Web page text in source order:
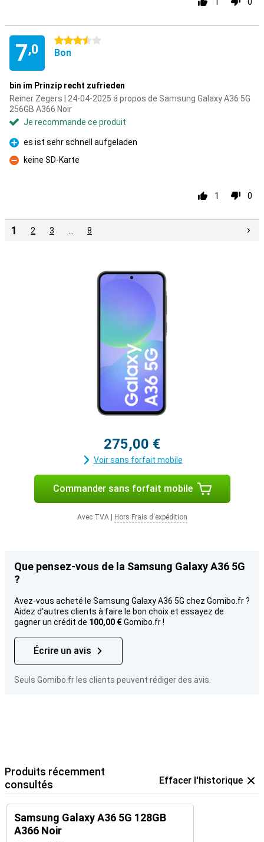
7,0
3.5 étoiles
Bon
bin im Prinzip recht zufrieden
Reiner Zegers | 24-04-2025 á propos de Samsung Galaxy A36 5G
256GB A366 Noir
Je recommande ce produit
Pour
es ist sehr schnell aufgeladen
Contre
keine SD-Karte
1 0
1 2 3 8
275,00 €
Voir sans forfait mobile
Commander sans forfait mobile
Avec TVA| Hors Frais d'expédition
Que pensez-vous de la Samsung Galaxy A36 5G
?
Avez-vous acheté le Samsung Galaxy A36 5G chez Gomibo.fr ?
Aidez d'autres clients à faire le bon choix et essayez de
gagner un crédit de 100,00 €Gomibo.fr !
Écrire un avis
Seuls Gomibo.fr les clients peuvent rédiger des avis.
Produits récemment
consultés
Effacer l'historique
Samsung Galaxy A36 5G 128GB
A366 Noir